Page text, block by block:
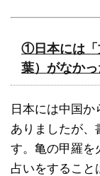
①日本には「
葉）がなかっ
日本には中国
ありましたが、
す。亀の甲羅を
占いをすること